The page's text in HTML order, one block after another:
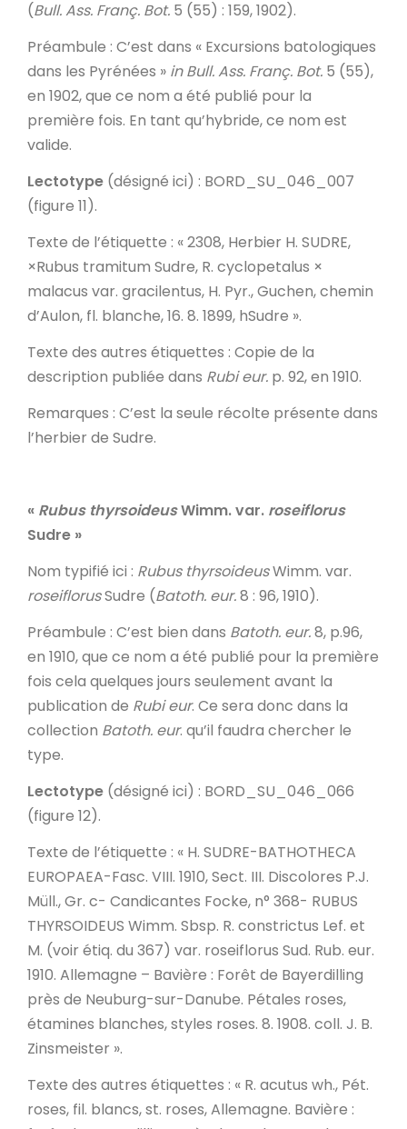
(Bull. Ass. Franç. Bot. 5 (55) : 159, 1902).
Préambule : C’est dans « Excursions batologiques
dans les Pyrénées » in Bull. Ass. Franç. Bot. 5 (55),
en 1902, que ce nom a été publié pour la
première fois. En tant qu’hybride, ce nom est
valide.
Lectotype (désigné ici) : BORD_SU_046_007
(figure 11).
Texte de l’étiquette : « 2308, Herbier H. SUDRE,
×Rubus tramitum Sudre, R. cyclopetalus ×
malacus var. gracilentus, H. Pyr., Guchen, chemin
d’Aulon, fl. blanche, 16. 8. 1899, hSudre ».
Texte des autres étiquettes : Copie de la
description publiée dans Rubi eur. p. 92, en 1910.
Remarques : C’est la seule récolte présente dans
l’herbier de Sudre.
« Rubus thyrsoideusWimm. var. roseiflorus
Sudre »
Nom typifié ici : Rubus thyrsoideusWimm. var.
roseiflorusSudre (Batoth. eur.8 : 96, 1910).
Préambule : C’est bien dans Batoth. eur.8, p.96,
en 1910, que ce nom a été publié pour la première
fois cela quelques jours seulement avant la
publication de Rubi eur. Ce sera donc dans la
collection Batoth. eur. qu’il faudra chercher le
type.
Lectotype (désigné ici) : BORD_SU_046_066
(figure 12).
Texte de l’étiquette : « H. SUDRE-BATHOTHECA
EUROPAEA-Fasc. VIII. 1910, Sect. III. Discolores P.J.
Müll., Gr. c- Candicantes Focke, n° 368- RUBUS
THYRSOIDEUS Wimm. Sbsp. R. constrictus Lef. et
M. (voir étiq. du 367) var. roseiflorus Sud. Rub. eur.
1910. Allemagne – Bavière : Forêt de Bayerdilling
près de Neuburg-sur-Danube. Pétales roses,
étamines blanches, styles roses. 8. 1908. coll. J. B.
Zinsmeister ».
Texte des autres étiquettes : « R. acutus wh., Pét.
roses, fil. blancs, st. roses, Allemagne. Bavière :